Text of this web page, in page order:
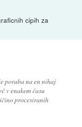
cipih za
poraba na en nihaj
v enakem času
procesiranih